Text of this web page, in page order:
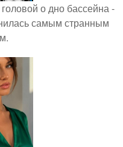
о дно бассейна -
самым странным